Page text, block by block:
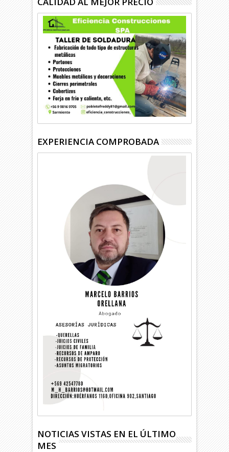
EXPERIENCIA COMPROBADA
NOTICIAS VISTAS EN EL ÚLTIMO
MES